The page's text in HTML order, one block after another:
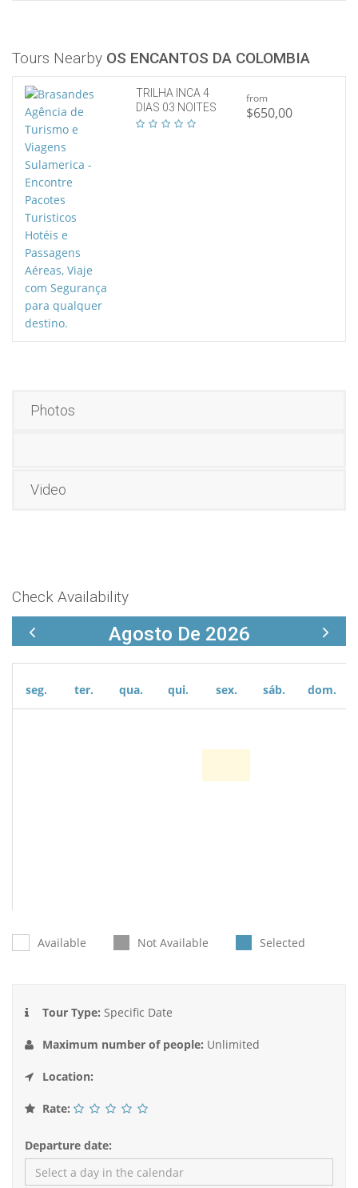
Tours Nearby OS ENCANTOS DA COLOMBIA
TRILHA INCA 4
DIAS 03 NOITES
from
$650,00
Photos
Video
Check Availability
Agosto De 2026
seg. ter. qua. qui. sex. sáb. dom.
Available Not Available Selected
Tour Type: Specific Date
Maximum number of people: Unlimited
Location:
Rate:
Departure date: